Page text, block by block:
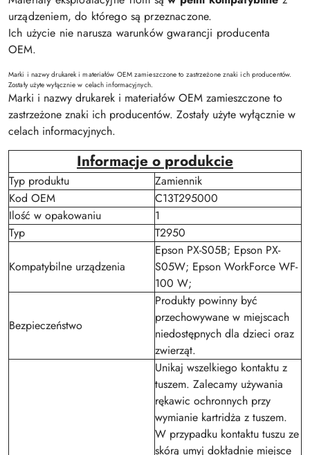
urządzeniem, do którego są przeznaczone.
Ich użycie nie narusza warunków gwarancji producenta
OEM.
Marki i nazwy drukarek i materiałów OEM zamieszczone to zastrzeżone znaki ich producentów.
Zostały użyte wyłącznie w celach informacyjnych.
Marki i nazwy drukarek i materiałów OEM zamieszczone to
zastrzeżone znaki ich producentów. Zostały użyte wyłącznie w
celach informacyjnych.
Informacje o produkcie
Typ produktu
Zamiennik
Kod OEM
C13T295000
Ilość w opakowaniu
1
Typ
T2950
Kompatybilne urządzenia
Epson PX-S05B; Epson PX-
S05W; Epson WorkForce WF-
100 W;
Bezpieczeństwo
Produkty powinny być
przechowywane w miejscach
niedostępnych dla dzieci oraz
zwierząt.
Unikaj wszelkiego kontaktu z
tuszem. Zalecamy używania
rękawic ochronnych przy
wymianie kartridża z tuszem.
W przypadku kontaktu tuszu ze
skórą umyj dokładnie miejsce